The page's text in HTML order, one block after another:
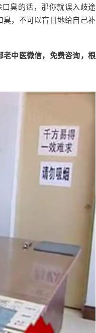
臭的话，那你就误入歧途
，不可以盲目地给自己补
中医微信，免费咨询，根